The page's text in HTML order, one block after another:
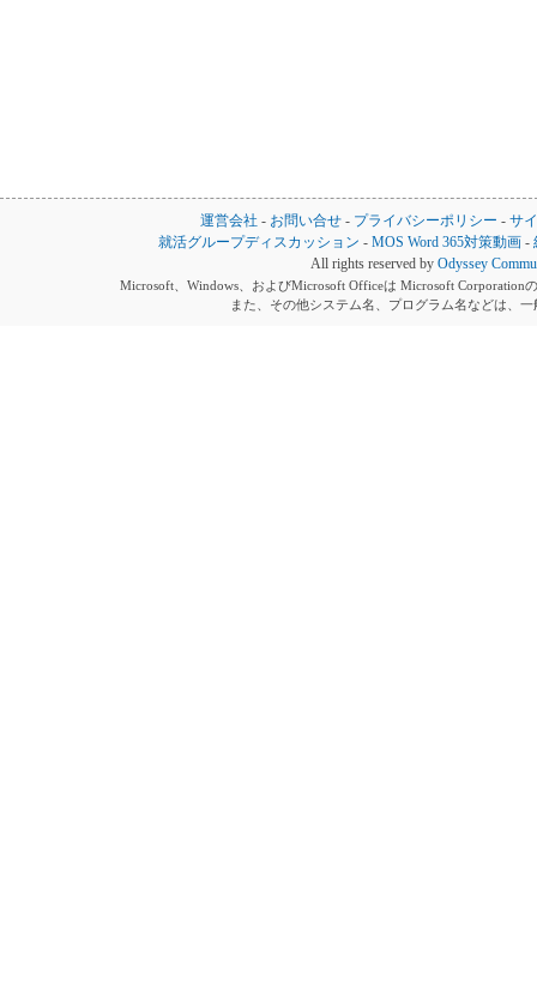
運営会社 - お問い合せ - プライバシーポリシー - サ
就活グループディスカッション -MOS Word 365対策動画 -
All rights reserved by Odyssey
Microsoft、Windows、およびMicrosoft Officeは Microsoft Corporation
また、その他システム名、プログラム名などは、